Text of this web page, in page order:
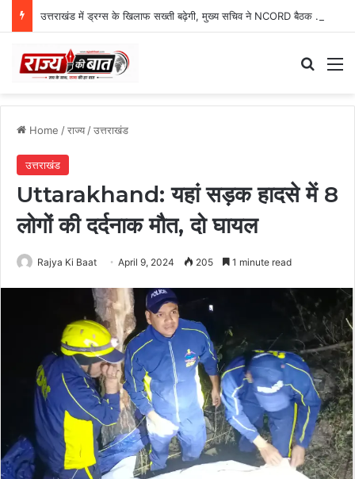
उत्तराखंड में ड्रग्स के खिलाफ सख्ती बढ़ेगी, मुख्य सचिव ने NCORD बैठक में दिए कड़े निर्देश
Home /राज्य/उत्तराखंड
उत्तराखंड
Uttarakhand: यहां सड़क हादसे में 8
लोगों की दर्दनाक मौत, दो घायल
Rajya Ki Baat April 9, 2024 205 1 minute read